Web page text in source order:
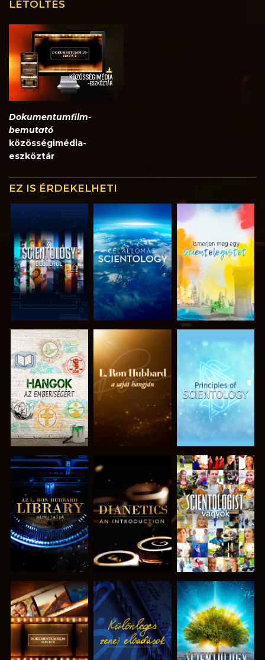
LETÖLTÉS
Dokumentumfilm-
bemutató
közösségimédia-
eszköztár
EZ IS ÉRDEKELHETI
A SOROZAT
RÉSZEI
A SOROZAT
RÉSZEI
A SOROZAT
RÉSZEI
A SOROZAT
RÉSZEI
A SOROZAT
RÉSZEI
MŰSORNÉZÉS
A SOROZAT
RÉSZEI
MŰSORNÉZÉS
A SOROZAT
RÉSZEI